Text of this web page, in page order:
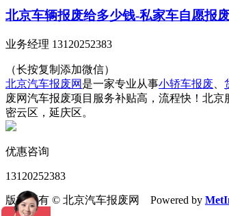
北京车辆报废给多少钱-私家车自愿报
业务经理 13120252383
（长按复制添加微信）
北京汽车报废网 是一家专业从事小轿车报废
废网汽车报废项目服务补贴高，流程快！北
密云区，延庆区。
优惠咨询
13120252383
版权所有 © 北京汽车报废网 Powered by